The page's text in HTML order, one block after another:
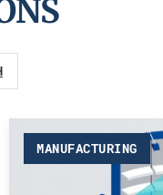
MANUFACTURING